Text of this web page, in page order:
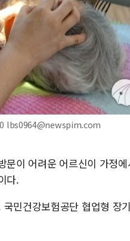
lbs0964@newspim.com
이 어려운 어르신이 가정에
다.
민건강보험공단 협업형 장